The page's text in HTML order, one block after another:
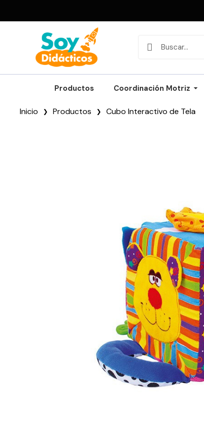
Productos Coordinación Motriz
Inicio Productos Cubo Interactivo de Tela